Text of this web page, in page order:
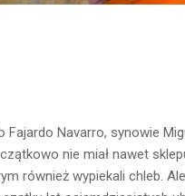
Navarro, synowie
nie miał nawet
również wypiekali chleb.